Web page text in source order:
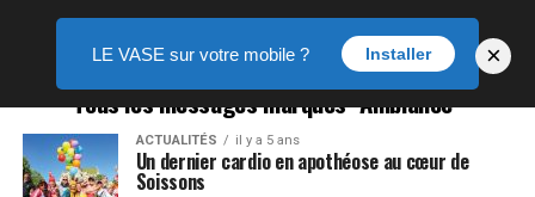
Tous les messages marqués "Ambiance"
ACTUALITÉS il y a 5 ans
Un dernier cardio en apothéose au cœur de
Soissons
LE VASE sur votre mobile ? Installer ×